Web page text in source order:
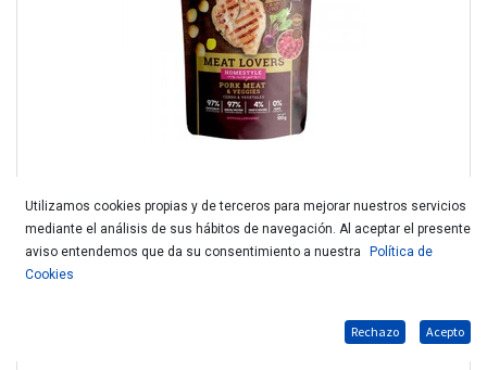
ZEN POUCHES MEAT LOVERS CERDO 100gr.
Utilizamos cookies propias y de terceros para mejorar nuestros servicios
mediante el análisis de sus hábitos de navegación. Al aceptar el presente
aviso entendemos que da su consentimiento a nuestra
Política de
Cookies
Rechazo Acepto